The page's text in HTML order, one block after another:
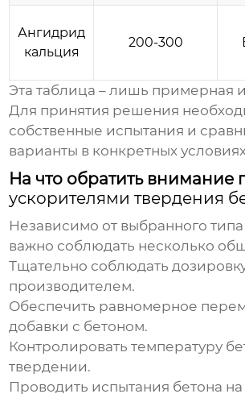
Ангидрид
кальция
200-300
Эта таблица – лишь примерная
Для принятия решения
собственные испытания и
варианты в конкретных
На что обратить внимание
ускорителями твердения
Независимо от выбранного
важно соблюдать несколько
Тщательно соблюдать
производителем.
Обеспечить равномерное
добавки с бетоном.
Контролировать температуру
твердении.
Проводить испытания бетона